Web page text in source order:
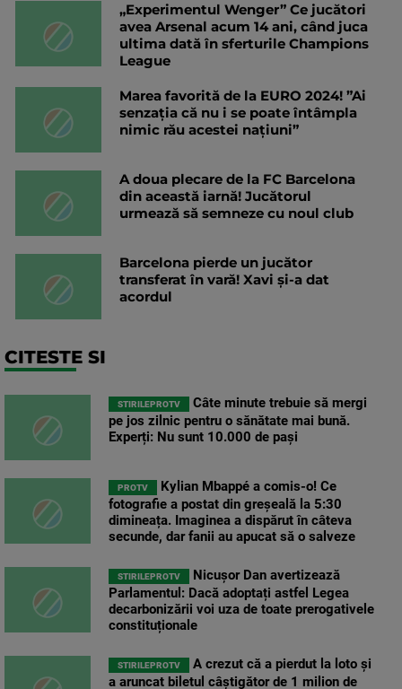
„Experimentul Wenger” Ce jucători
avea Arsenal acum 14 ani, când juca
ultima dată în sferturile Champions
League
Marea favorită de la EURO 2024! ”Ai
senzaţia că nu i se poate întâmpla
nimic rău acestei naţiuni”
A doua plecare de la FC Barcelona
din această iarnă! Jucătorul
urmează să semneze cu noul club
Barcelona pierde un jucător
transferat în vară! Xavi și-a dat
acordul
CITESTE SI
STIRILEPROTV
Câte minute trebuie să mergi
pe jos zilnic pentru o sănătate mai bună.
Experți: Nu sunt 10.000 de pași
PROTV
Kylian Mbappé a comis-o! Ce
fotografie a postat din greșeală la 5:30
dimineața. Imaginea a dispărut în câteva
secunde, dar fanii au apucat să o salveze
STIRILEPROTV
Nicușor Dan avertizează
Parlamentul: Dacă adoptați astfel Legea
decarbonizării voi uza de toate prerogativele
constituționale
STIRILEPROTV
A crezut că a pierdut la loto și
a aruncat biletul câștigător de 1 milion de